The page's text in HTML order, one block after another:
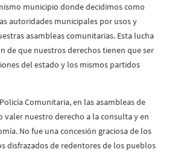
municipio donde decidimos como
autoridades municipales por usos y
asambleas comunitarias. Esta lucha
de que nuestros derechos tienen que ser
del estado y los mismos partidos
Comunitaria, en las asambleas de
valer nuestro derecho a la consulta y en
No fue una concesión graciosa de los
disfrazados de redentores de los pueblos